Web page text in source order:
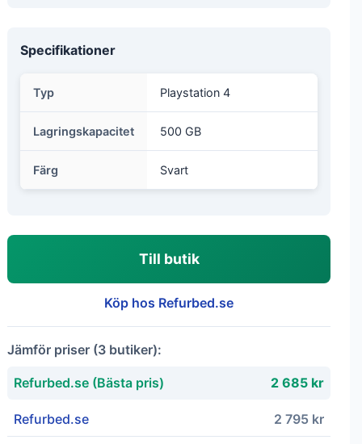
Specifikationer
Typ Playstation 4
Lagringskapacitet 500 GB
Färg Svart
Till butik
Köp hos Refurbed.se
Jämför priser (3 butiker):
Refurbed.se (Bästa pris) 2 685 kr
Refurbed.se 2 795 kr